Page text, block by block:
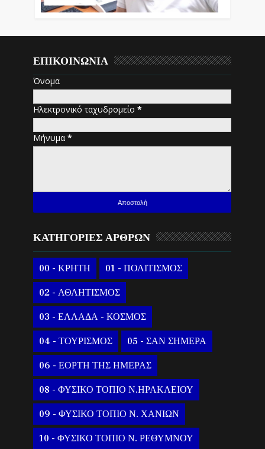
ΕΠΙΚΟΙΝΩΝΙΑ
Όνομα
Ηλεκτρονικό ταχυδρομείο*
Μήνυμα*
ΚΑΤΗΓΟΡΙΕΣ ΑΡΘΡΩΝ
00 - ΚΡΗΤΗ 01 - ΠΟΛΙΤΙΣΜΟΣ
02 - ΑΘΛΗΤΙΣΜΟΣ
03 - ΕΛΛΑΔΑ - ΚΟΣΜΟΣ
04 - ΤΟΥΡΙΣΜΟΣ 05 - ΣΑΝ ΣΗΜΕΡΑ
06 - ΕΟΡΤΗ ΤΗΣ ΗΜΕΡΑΣ
08 - ΦΥΣΙΚΟ ΤΟΠΙΟ Ν.ΗΡΑΚΛΕΙΟΥ
09 - ΦΥΣΙΚΟ ΤΟΠΙΟ Ν. ΧΑΝΙΩΝ
10 - ΦΥΣΙΚΟ ΤΟΠΙΟ Ν. ΡΕΘΥΜΝΟΥ